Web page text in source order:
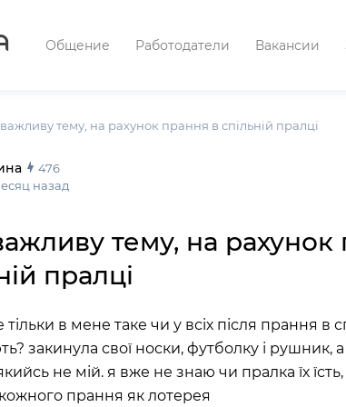
Общение Работодатели Вакансии
тему, на рахунок прання в спільній пралці
476
назад
тему, на рахунок
пралці
тільки в мене таке чи у всіх після прання в
закинула свої носки, футболку і рушник,
не мій. я вже не знаю чи пралка їх
прання як лотерея